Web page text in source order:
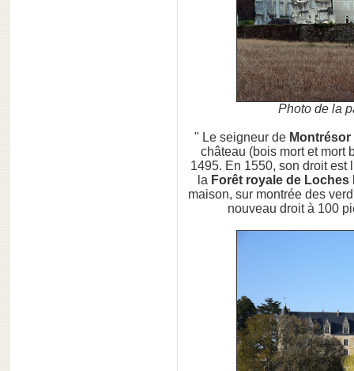
Photo de la
" Le seigneur de Montrésor
château (bois mort et mort
1495. En 1550, son droit est
la Forêt royale de Loches
maison, sur montrée des
nouveau droit à 100